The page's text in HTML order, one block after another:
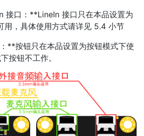
接口：**LineIn 接口只在本品设置为
用，具体使用方式请详见 5.4 小节
**按钮只在本品设置为按钮模式下使
按钮不工作。